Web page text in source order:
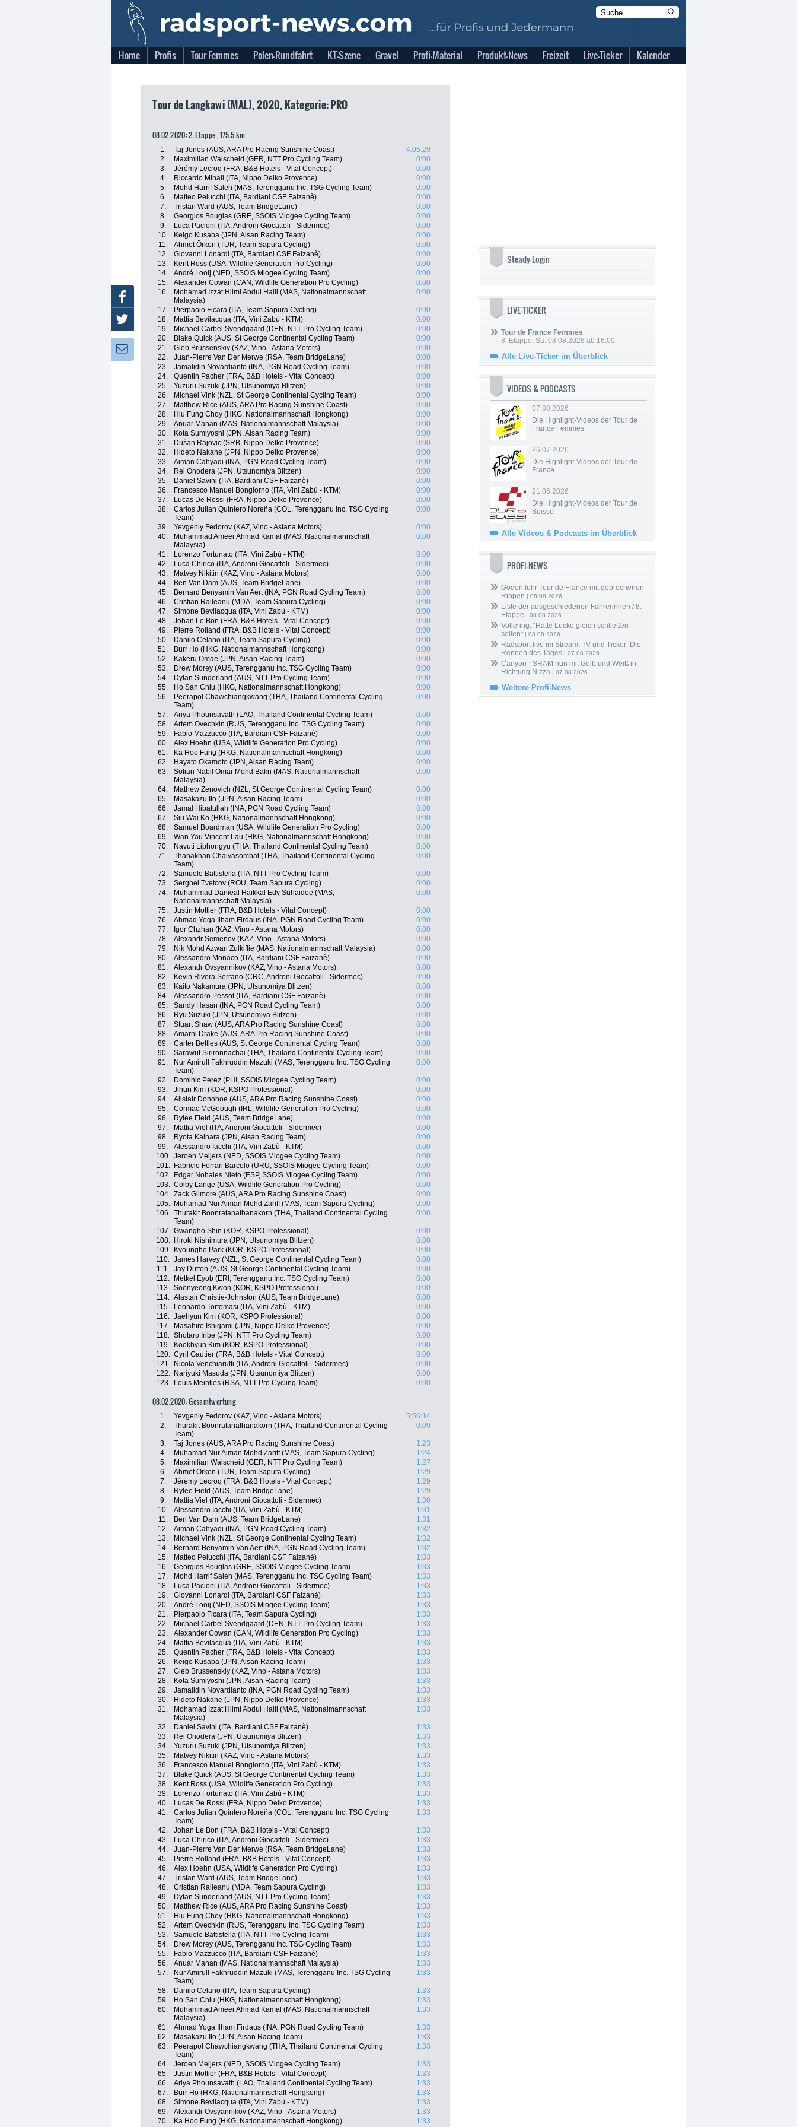
Home Profis Tour Femmes Polen-Rundfahrt KT-Szene Gravel Profi-Material Produkt-News Freizeit Live-Ticker Kalender
Tour de Langkawi (MAL), 2020, Kategorie: PRO
08.02.2020: 2. Etappe , 175.5 km
1. Taj Jones (AUS, ARA Pro Racing Sunshine Coast)
4:05:29
2.
Maximilian Walscheid (GER, NTT Pro Cycling Team)
0:00
3.
Jérémy Lecroq (FRA, B&B Hotels - Vital Concept)
0:00
4.
Riccardo Minali (ITA, Nippo Delko Provence)
0:00
5.
Mohd Harrif Saleh (MAS, Terengganu Inc. TSG Cycling Team)
0:00
6.
Matteo Pelucchi (ITA, Bardiani CSF Faizanè)
0:00
7.
Tristan Ward (AUS, Team BridgeLane)
0:00
8.
Georgios Bouglas (GRE, SSOIS Miogee Cycling Team)
0:00
9.
Luca Pacioni (ITA, Androni Giocattoli - Sidermec)
0:00
10.
Keigo Kusaba (JPN, Aisan Racing Team)
0:00
11.
Ahmet Örken (TUR, Team Sapura Cycling)
0:00
12.
Giovanni Lonardi (ITA, Bardiani CSF Faizanè)
0:00
13.
Kent Ross (USA, Wildlife Generation Pro Cycling)
0:00
14.
André Looij (NED, SSOIS Miogee Cycling Team)
0:00
15.
Alexander Cowan (CAN, Wildlife Generation Pro Cycling)
0:00
16.
Mohamad Izzat Hilmi Abdul Halil (MAS, Nationalmannschaft
Malaysia)
0:00
17. Pierpaolo Ficara (ITA, Team Sapura Cycling)
0:00
18.
Mattia Bevilacqua (ITA, Vini Zabù - KTM)
0:00
19.
Michael Carbel Svendgaard (DEN, NTT Pro Cycling Team)
0:00
20.
Blake Quick (AUS, St George Continental Cycling Team)
0:00
21.
Gleb Brussenskiy (KAZ, Vino - Astana Motors)
0:00
22.
Juan-Pierre Van Der Merwe (RSA, Team BridgeLane)
0:00
23.
Jamalidin Novardianto (INA, PGN Road Cycling Team)
0:00
24.
Quentin Pacher (FRA, B&B Hotels - Vital Concept)
0:00
25.
Yuzuru Suzuki (JPN, Utsunomiya Blitzen)
0:00
26.
Michael Vink (NZL, St George Continental Cycling Team)
0:00
27.
Matthew Rice (AUS, ARA Pro Racing Sunshine Coast)
0:00
28.
Hiu Fung Choy (HKG, Nationalmannschaft Hongkong)
0:00
29.
Anuar Manan (MAS, Nationalmannschaft Malaysia)
0:00
30.
Kota Sumiyoshi (JPN, Aisan Racing Team)
0:00
31.
Dušan Rajovic (SRB, Nippo Delko Provence)
0:00
32.
Hideto Nakane (JPN, Nippo Delko Provence)
0:00
33.
Aiman Cahyadi (INA, PGN Road Cycling Team)
0:00
34.
Rei Onodera (JPN, Utsunomiya Blitzen)
0:00
35.
Daniel Savini (ITA, Bardiani CSF Faizanè)
0:00
36.
Francesco Manuel Bongiorno (ITA, Vini Zabù - KTM)
0:00
37.
Lucas De Rossi (FRA, Nippo Delko Provence)
0:00
38.
Carlos Julian Quintero Noreña (COL, Terengganu Inc. TSG Cycling
Team)
0:00
39. Yevgeniy Fedorov (KAZ, Vino - Astana Motors)
0:00
40.
Muhammad Ameer Ahmad Kamal (MAS, Nationalmannschaft
Malaysia)
0:00
41. Lorenzo Fortunato (ITA, Vini Zabù - KTM)
0:00
42.
Luca Chirico (ITA, Androni Giocattoli - Sidermec)
0:00
43.
Matvey Nikitin (KAZ, Vino - Astana Motors)
0:00
44.
Ben Van Dam (AUS, Team BridgeLane)
0:00
45.
Bernard Benyamin Van Aert (INA, PGN Road Cycling Team)
0:00
46.
Cristian Raileanu (MDA, Team Sapura Cycling)
0:00
47.
Simone Bevilacqua (ITA, Vini Zabù - KTM)
0:00
48.
Johan Le Bon (FRA, B&B Hotels - Vital Concept)
0:00
49.
Pierre Rolland (FRA, B&B Hotels - Vital Concept)
0:00
50.
Danilo Celano (ITA, Team Sapura Cycling)
0:00
51.
Burr Ho (HKG, Nationalmannschaft Hongkong)
0:00
52.
Kakeru Omae (JPN, Aisan Racing Team)
0:00
53.
Drew Morey (AUS, Terengganu Inc. TSG Cycling Team)
0:00
54.
Dylan Sunderland (AUS, NTT Pro Cycling Team)
0:00
55.
Ho San Chiu (HKG, Nationalmannschaft Hongkong)
0:00
56.
Peerapol Chawchiangkwang (THA, Thailand Continental Cycling
Team)
0:00
57. Ariya Phounsavath (LAO, Thailand Continental Cycling Team)
0:00
58.
Artem Ovechkin (RUS, Terengganu Inc. TSG Cycling Team)
0:00
59.
Fabio Mazzucco (ITA, Bardiani CSF Faizanè)
0:00
60.
Alex Hoehn (USA, Wildlife Generation Pro Cycling)
0:00
61.
Ka Hoo Fung (HKG, Nationalmannschaft Hongkong)
0:00
62.
Hayato Okamoto (JPN, Aisan Racing Team)
0:00
63.
Sofian Nabil Omar Mohd Bakri (MAS, Nationalmannschaft
Malaysia)
0:00
64. Mathew Zenovich (NZL, St George Continental Cycling Team)
0:00
65.
Masakazu Ito (JPN, Aisan Racing Team)
0:00
66.
Jamal Hibatullah (INA, PGN Road Cycling Team)
0:00
67.
Siu Wai Ko (HKG, Nationalmannschaft Hongkong)
0:00
68.
Samuel Boardman (USA, Wildlife Generation Pro Cycling)
0:00
69.
Wan Yau Vincent Lau (HKG, Nationalmannschaft Hongkong)
0:00
70.
Navuti Liphongyu (THA, Thailand Continental Cycling Team)
0:00
71.
Thanakhan Chaiyasombat (THA, Thailand Continental Cycling
Team)
0:00
72. Samuele Battistella (ITA, NTT Pro Cycling Team)
0:00
73.
Serghei Tvetcov (ROU, Team Sapura Cycling)
0:00
74.
Muhammad Danieal Haikkal Edy Suhaidee (MAS,
Nationalmannschaft Malaysia)
0:00
75. Justin Mottier (FRA, B&B Hotels - Vital Concept)
0:00
76.
Ahmad Yoga Ilham Firdaus (INA, PGN Road Cycling Team)
0:00
77.
Igor Chzhan (KAZ, Vino - Astana Motors)
0:00
78.
Alexandr Semenov (KAZ, Vino - Astana Motors)
0:00
79.
Nik Mohd Azwan Zulkiflie (MAS, Nationalmannschaft Malaysia)
0:00
80.
Alessandro Monaco (ITA, Bardiani CSF Faizanè)
0:00
81.
Alexandr Ovsyannikov (KAZ, Vino - Astana Motors)
0:00
82.
Kevin Rivera Serrano (CRC, Androni Giocattoli - Sidermec)
0:00
83.
Kaito Nakamura (JPN, Utsunomiya Blitzen)
0:00
84.
Alessandro Pessot (ITA, Bardiani CSF Faizanè)
0:00
85.
Sandy Hasan (INA, PGN Road Cycling Team)
0:00
86.
Ryu Suzuki (JPN, Utsunomiya Blitzen)
0:00
87.
Stuart Shaw (AUS, ARA Pro Racing Sunshine Coast)
0:00
88.
Amarni Drake (AUS, ARA Pro Racing Sunshine Coast)
0:00
89.
Carter Bettles (AUS, St George Continental Cycling Team)
0:00
90.
Sarawut Sirironnachai (THA, Thailand Continental Cycling Team)
0:00
91.
Nur Amirull Fakhruddin Mazuki (MAS, Terengganu Inc. TSG Cycling
Team)
0:00
92. Dominic Perez (PHI, SSOIS Miogee Cycling Team)
0:00
93.
Jihun Kim (KOR, KSPO Professional)
0:00
94.
Alistair Donohoe (AUS, ARA Pro Racing Sunshine Coast)
0:00
95.
Cormac McGeough (IRL, Wildlife Generation Pro Cycling)
0:00
96.
Rylee Field (AUS, Team BridgeLane)
0:00
97.
Mattia Viel (ITA, Androni Giocattoli - Sidermec)
0:00
98.
Ryota Kaihara (JPN, Aisan Racing Team)
0:00
99.
Alessandro Iacchi (ITA, Vini Zabù - KTM)
0:00
100. Jeroen Meijers (NED, SSOIS Miogee Cycling Team)
0:00
101.
Fabricio Ferrari Barcelo (URU, SSOIS Miogee Cycling Team)
0:00
102.
Edgar Nohales Nieto (ESP, SSOIS Miogee Cycling Team)
0:00
103. Colby Lange (USA, Wildlife Generation Pro Cycling)
0:00
104. Zack Gilmore (AUS, ARA Pro Racing Sunshine Coast)
0:00
105.
Muhamad Nur Aiman Mohd Zariff (MAS, Team Sapura Cycling)
0:00
106. Thurakit Boonratanathanakorn (THA, Thailand Continental Cycling
Team)
0:00
107. Gwangho Shin (KOR, KSPO Professional)
0:00
108.
Hiroki Nishimura (JPN, Utsunomiya Blitzen)
0:00
109.
Kyoungho Park (KOR, KSPO Professional)
0:00
110. James Harvey (NZL, St George Continental Cycling Team)
0:00
111. Jay Dutton (AUS, St George Continental Cycling Team)
0:00
112.
Metkel Eyob (ERI, Terengganu Inc. TSG Cycling Team)
0:00
113. Soonyeong Kwon (KOR, KSPO Professional)
0:00
114. Alastair Christie-Johnston (AUS, Team BridgeLane)
0:00
115.
Leonardo Tortomasi (ITA, Vini Zabù - KTM)
0:00
116. Jaehyun Kim (KOR, KSPO Professional)
0:00
117.
Masahiro Ishigami (JPN, Nippo Delko Provence)
0:00
118. Shotaro Iribe (JPN, NTT Pro Cycling Team)
0:00
119.
Kookhyun Kim (KOR, KSPO Professional)
0:00
120. Cyril Gautier (FRA, B&B Hotels - Vital Concept)
0:00
121.
Nicola Venchiarutti (ITA, Androni Giocattoli - Sidermec)
0:00
122.
Nariyuki Masuda (JPN, Utsunomiya Blitzen)
0:00
123.
Louis Meintjes (RSA, NTT Pro Cycling Team) 0:00
08.02.2020: Gesamtwertung
1. Yevgeniy Fedorov (KAZ, Vino - Astana Motors)
5:56:14
2.
Thurakit Boonratanathanakorn (THA, Thailand Continental Cycling
Team)
0:09
3. Taj Jones (AUS, ARA Pro Racing Sunshine Coast)
1:23
4.
Muhamad Nur Aiman Mohd Zariff (MAS, Team Sapura Cycling)
1:24
5.
Maximilian Walscheid (GER, NTT Pro Cycling Team)
1:27
6.
Ahmet Örken (TUR, Team Sapura Cycling)
1:29
7.
Jérémy Lecroq (FRA, B&B Hotels - Vital Concept)
1:29
8.
Rylee Field (AUS, Team BridgeLane)
1:29
9.
Mattia Viel (ITA, Androni Giocattoli - Sidermec)
1:30
10.
Alessandro Iacchi (ITA, Vini Zabù - KTM)
1:31
11.
Ben Van Dam (AUS, Team BridgeLane)
1:31
12.
Aiman Cahyadi (INA, PGN Road Cycling Team)
1:32
13.
Michael Vink (NZL, St George Continental Cycling Team)
1:32
14.
Bernard Benyamin Van Aert (INA, PGN Road Cycling Team)
1:32
15.
Matteo Pelucchi (ITA, Bardiani CSF Faizanè)
1:33
16.
Georgios Bouglas (GRE, SSOIS Miogee Cycling Team)
1:33
17.
Mohd Harrif Saleh (MAS, Terengganu Inc. TSG Cycling Team)
1:33
18.
Luca Pacioni (ITA, Androni Giocattoli - Sidermec)
1:33
19.
Giovanni Lonardi (ITA, Bardiani CSF Faizanè)
1:33
20.
André Looij (NED, SSOIS Miogee Cycling Team)
1:33
21.
Pierpaolo Ficara (ITA, Team Sapura Cycling)
1:33
22.
Michael Carbel Svendgaard (DEN, NTT Pro Cycling Team)
1:33
23.
Alexander Cowan (CAN, Wildlife Generation Pro Cycling)
1:33
24.
Mattia Bevilacqua (ITA, Vini Zabù - KTM)
1:33
25.
Quentin Pacher (FRA, B&B Hotels - Vital Concept)
1:33
26.
Keigo Kusaba (JPN, Aisan Racing Team)
1:33
27.
Gleb Brussenskiy (KAZ, Vino - Astana Motors)
1:33
28.
Kota Sumiyoshi (JPN, Aisan Racing Team)
1:33
29.
Jamalidin Novardianto (INA, PGN Road Cycling Team)
1:33
30.
Hideto Nakane (JPN, Nippo Delko Provence)
1:33
31.
Mohamad Izzat Hilmi Abdul Halil (MAS, Nationalmannschaft
Malaysia)
1:33
32. Daniel Savini (ITA, Bardiani CSF Faizanè)
1:33
33.
Rei Onodera (JPN, Utsunomiya Blitzen)
1:33
34.
Yuzuru Suzuki (JPN, Utsunomiya Blitzen)
1:33
35.
Matvey Nikitin (KAZ, Vino - Astana Motors)
1:33
36.
Francesco Manuel Bongiorno (ITA, Vini Zabù - KTM)
1:33
37.
Blake Quick (AUS, St George Continental Cycling Team)
1:33
38.
Kent Ross (USA, Wildlife Generation Pro Cycling)
1:33
39.
Lorenzo Fortunato (ITA, Vini Zabù - KTM)
1:33
40.
Lucas De Rossi (FRA, Nippo Delko Provence)
1:33
41.
Carlos Julian Quintero Noreña (COL, Terengganu Inc. TSG Cycling
Team)
1:33
42. Johan Le Bon (FRA, B&B Hotels - Vital Concept)
1:33
43.
Luca Chirico (ITA, Androni Giocattoli - Sidermec)
1:33
44.
Juan-Pierre Van Der Merwe (RSA, Team BridgeLane)
1:33
45.
Pierre Rolland (FRA, B&B Hotels - Vital Concept)
1:33
46.
Alex Hoehn (USA, Wildlife Generation Pro Cycling)
1:33
47.
Tristan Ward (AUS, Team BridgeLane)
1:33
48.
Cristian Raileanu (MDA, Team Sapura Cycling)
1:33
49.
Dylan Sunderland (AUS, NTT Pro Cycling Team)
1:33
50.
Matthew Rice (AUS, ARA Pro Racing Sunshine Coast)
1:33
51.
Hiu Fung Choy (HKG, Nationalmannschaft Hongkong)
1:33
52.
Artem Ovechkin (RUS, Terengganu Inc. TSG Cycling Team)
1:33
53.
Samuele Battistella (ITA, NTT Pro Cycling Team)
1:33
54.
Drew Morey (AUS, Terengganu Inc. TSG Cycling Team)
1:33
55.
Fabio Mazzucco (ITA, Bardiani CSF Faizanè)
1:33
56.
Anuar Manan (MAS, Nationalmannschaft Malaysia)
1:33
57.
Nur Amirull Fakhruddin Mazuki (MAS, Terengganu Inc. TSG Cycling
Team)
1:33
58. Danilo Celano (ITA, Team Sapura Cycling)
1:33
59.
Ho San Chiu (HKG, Nationalmannschaft Hongkong)
1:33
60.
Muhammad Ameer Ahmad Kamal (MAS, Nationalmannschaft
Malaysia)
1:33
61. Ahmad Yoga Ilham Firdaus (INA, PGN Road Cycling Team)
1:33
62.
Masakazu Ito (JPN, Aisan Racing Team)
1:33
63.
Peerapol Chawchiangkwang (THA, Thailand Continental Cycling
Team)
1:33
64. Jeroen Meijers (NED, SSOIS Miogee Cycling Team)
1:33
65.
Justin Mottier (FRA, B&B Hotels - Vital Concept)
1:33
66.
Ariya Phounsavath (LAO, Thailand Continental Cycling Team)
1:33
67.
Burr Ho (HKG, Nationalmannschaft Hongkong)
1:33
68.
Simone Bevilacqua (ITA, Vini Zabù - KTM)
1:33
69.
Alexandr Ovsyannikov (KAZ, Vino - Astana Motors)
1:33
70.
Ka Hoo Fung (HKG, Nationalmannschaft Hongkong)
1:33
Steady-Login
LIVE-TICKER
Tour de France Femmes
8. Etappe, Sa. 08.08.2026 ab 16:00
Alle Live-Ticker im Überblick
VIDEOS & PODCASTS
07.08.2026
Die Highlight-Videos der Tour de
France Femmes
26.07.2026
Die Highlight-Videos der Tour de
France
21.06.2026
Die Highlight-Videos der Tour de
Suisse
Alle Videos & Podcasts im Überblick
PROFI-NEWS
Godon fuhr Tour de France mit gebrochenen
Rippen | 08.08.2026
Liste der ausgeschiedenen Fahrerinnen / 8.
Etappe | 08.08.2026
Vollering: “Hätte Lücke gleich schließen
sollen“ | 08.08.2026
Radsport live im Stream, TV und Ticker: Die
Rennen des Tages | 07.08.2026
Canyon - SRAM nun mit Gelb und Weiß in
Richtung Nizza | 07.08.2026
Weitere Profi-News
Facebook
Twitter
Newsletter: